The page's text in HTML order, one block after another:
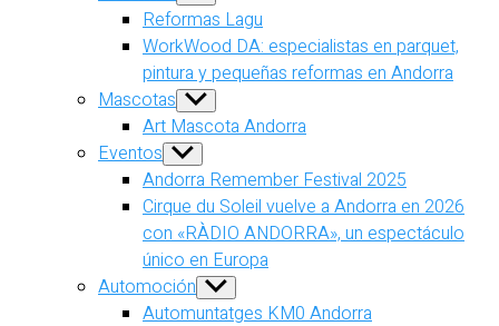
sub
menu
Reformas Lagu
WorkWood DA: especialistas en parquet,
pintura y pequeñas reformas en Andorra
Mascotas Show
sub
menu
Art Mascota Andorra
Eventos Show
sub
menu
Andorra Remember Festival 2025
Cirque du Soleil vuelve a Andorra en 2026
con «RÀDIO ANDORRA», un espectáculo
único en Europa
Automoción Show
sub
menu
Automuntatges KM0 Andorra